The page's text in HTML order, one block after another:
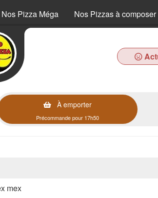
Nos Pizza Méga Nos Pizzas à composer
À emporter
Précommande pour 17h50
mex